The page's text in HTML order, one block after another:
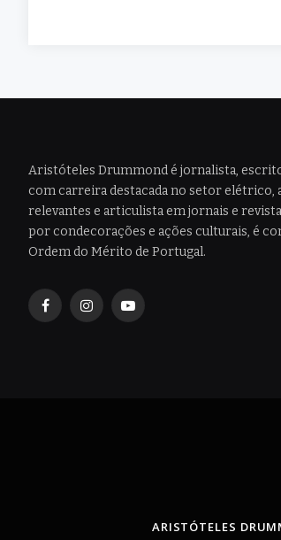
Aristóteles Drummond é jornalista,
com carreira destacada no setor elétrico,
relevantes e articulista em jornais e
por condecorações e ações culturais, é
Ordem do Mérito de Portugal.
FacebookInstagramYouTube
ARISTÓTELES